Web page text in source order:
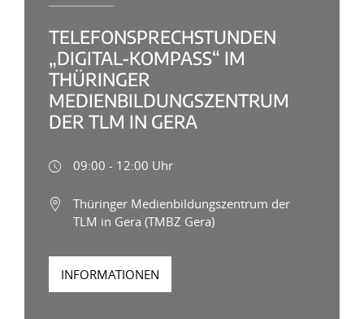
TELEFONSPRECHSTUNDEN
„DIGITAL-KOMPASS“ IM
THÜRINGER
MEDIENBILDUNGSZENTRUM
DER TLM IN GERA
09:00 - 12:00 Uhr
Thüringer Medienbildungszentrum der
TLM in Gera (TMBZ Gera)
INFORMATIONEN